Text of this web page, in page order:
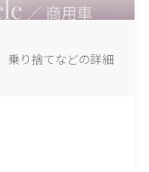
乗り捨てなどの詳細